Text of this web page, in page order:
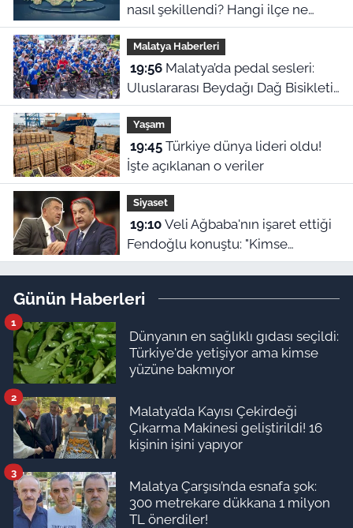
nasıl şekillendi? Hangi ilçe ne
zaman ilçe oldu?
Malatya Haberleri
19:56Malatya’da pedal sesleri:
Uluslararası Beydağı Dağ Bisikleti
Yarışı kortejle başladı
Yaşam
19:45Türkiye dünya lideri oldu!
İşte açıklanan o veriler
Siyaset
19:10Veli Ağbaba'nın işaret ettiği
Fendoğlu konuştu: "Kimse
kimseye kefil olamaz"
Günün Haberleri
Dünyanın en sağlıklı gıdası seçildi:
Türkiye'de yetişiyor ama kimse
yüzüne bakmıyor
1
Malatya’da Kayısı Çekirdeği
Çıkarma Makinesi geliştirildi! 16
kişinin işini yapıyor
2
Malatya Çarşısı’nda esnafa şok:
300 metrekare dükkana 1 milyon
TL önerdiler!
3